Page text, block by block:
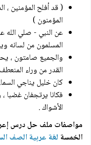
( قد أفلح المؤمنين
المؤمنون )
عن النبي - صلي الله
المسلمون من لسانه
والجميع صامتون ،
القدر من وراء
كان خليل يناجي
فكانا يرتجفان غضبا
الأشواك .
مواصفات ملف حل درس
الخمسة لغة عربية الصف